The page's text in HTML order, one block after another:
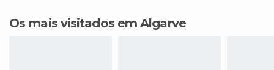
Os mais visitados em Algarve